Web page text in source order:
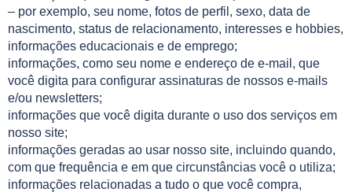
– por exemplo, seu nome, fotos de perfil, sexo, data de
nascimento, status de relacionamento, interesses e hobbies,
informações educacionais e de emprego;
informações, como seu nome e endereço de e-mail, que
você digita para configurar assinaturas de nossos e-mails
e/ou newsletters;
informações que você digita durante o uso dos serviços em
nosso site;
informações geradas ao usar nosso site, incluindo quando,
com que frequência e em que circunstâncias você o utiliza;
informações relacionadas a tudo o que você compra,